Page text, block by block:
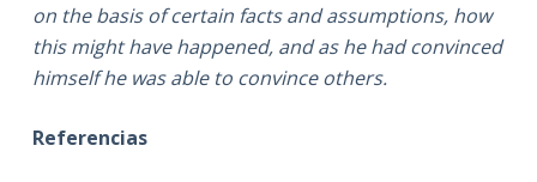
on the basis of certain facts and assumptions, how
this might have happened, and as he had convinced
himself he was able to convince others.
Referencias